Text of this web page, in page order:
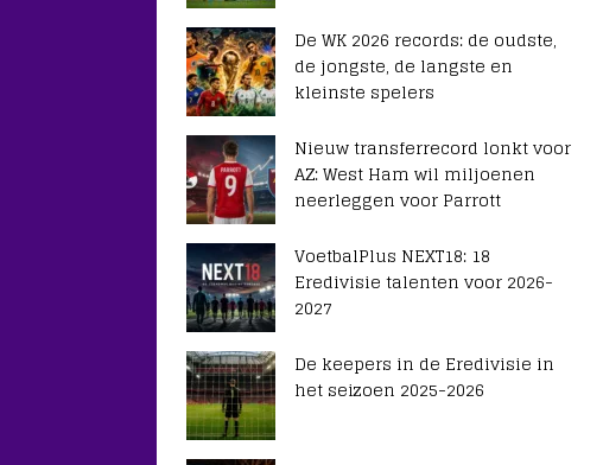
De WK 2026 records: de oudste,
de jongste, de langste en
kleinste spelers
Nieuw transferrecord lonkt voor
AZ: West Ham wil miljoenen
neerleggen voor Parrott
VoetbalPlus NEXT18: 18
Eredivisie talenten voor 2026-
2027
De keepers in de Eredivisie in
het seizoen 2025-2026